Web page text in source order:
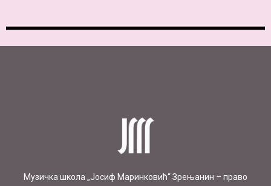
Mузичка школа „Јосиф Маринковић“ Зрењанин – право